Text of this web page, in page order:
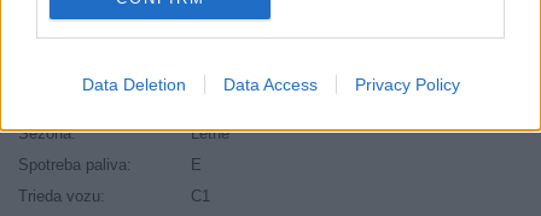
Data Deletion Data Access Privacy Policy
Počet v balení:
2
Priľnavosť na mokru:
B
Sezóna:
Letné
Spotreba paliva:
E
Trieda vozu:
C1